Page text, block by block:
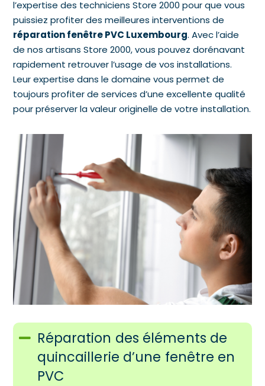
l’expertise des techniciens Store 2000 pour que vous
puissiez profiter des meilleures interventions de
réparation fenêtre PVC Luxembourg. Avec l’aide
de nos artisans Store 2000, vous pouvez dorénavant
rapidement retrouver l’usage de vos installations.
Leur expertise dans le domaine vous permet de
toujours profiter de services d’une excellente qualité
pour préserver la valeur originelle de votre installation.
Réparation des éléments de
quincaillerie d’une fenêtre en
PVC